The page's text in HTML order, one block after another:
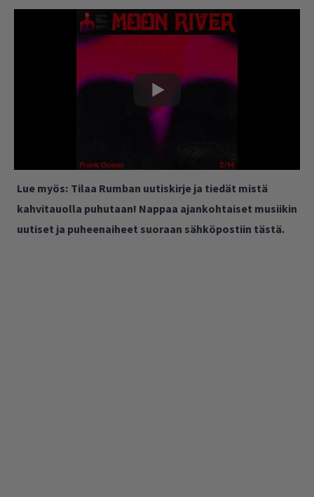
Lue myös: Tilaa Rumban uutiskirje ja tiedät mistä
kahvitauolla puhutaan! Nappaa ajankohtaiset musiikin
uutiset ja puheenaiheet suoraan sähköpostiin tästä.